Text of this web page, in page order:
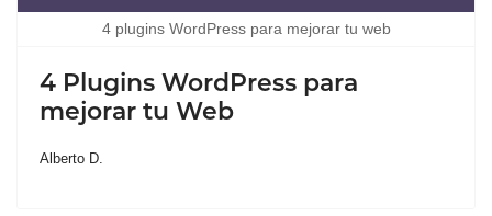
4 plugins WordPress para mejorar tu web
4 Plugins WordPress para
mejorar tu Web
Alberto D.